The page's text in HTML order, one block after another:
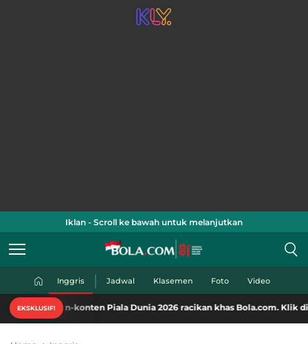
Iklan - Scroll ke bawah untuk melanjutkan
Inggris Jadwal Klasemen Foto Video
EKSKLUSIF!
Piala Dunia 2026 racikan khas Bola.com. Klik di sini!